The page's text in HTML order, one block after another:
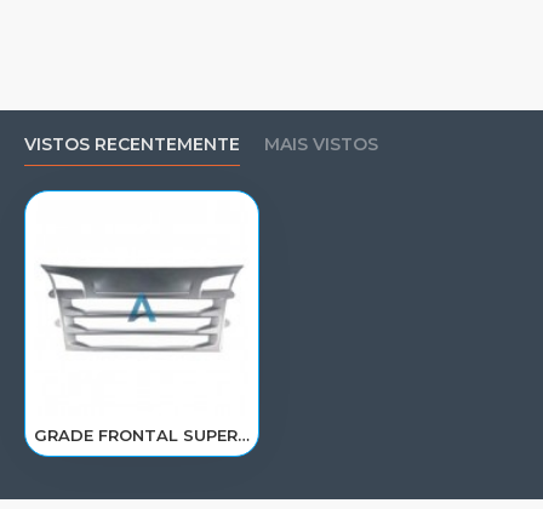
VISTOS RECENTEMENTE MAIS VISTOS
GRADE FRONTAL SUPERIOR SCANIA S5/6 124R APOS 2010>/1872158/1926984